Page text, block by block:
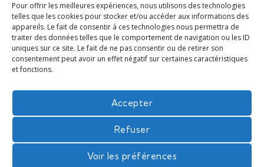
Pour offrir les meilleures expériences, nous utilisons des technologies
telles que les cookies pour stocker et/ou accéder aux informations des
appareils. Le fait de consentir à ces technologies nous permettra de
traiter des données telles que le comportement de navigation ou les ID
uniques sur ce site. Le fait de ne pas consentir ou de retirer son
consentement peut avoir un effet négatif sur certaines caractéristiques
et fonctions.
Accepter
Refuser
Voir les préférences
Intérimaire
Nos engagements RSE
Vie de groupe
Réglementation
Tech
L'intérim en toute confiance